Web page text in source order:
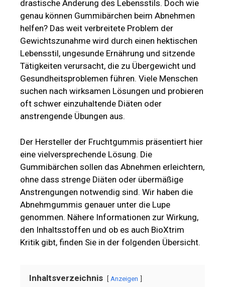
drastische Änderung des Lebensstils. Doch wie
genau können Gummibärchen beim Abnehmen
helfen? Das weit verbreitete Problem der
Gewichtszunahme wird durch einen hektischen
Lebensstil, ungesunde Ernährung und sitzende
Tätigkeiten verursacht, die zu Übergewicht und
Gesundheitsproblemen führen. Viele Menschen
suchen nach wirksamen Lösungen und probieren
oft schwer einzuhaltende Diäten oder
anstrengende Übungen aus.
Der Hersteller der Fruchtgummis präsentiert hier
eine vielversprechende Lösung. Die
Gummibärchen sollen das Abnehmen erleichtern,
ohne dass strenge Diäten oder übermäßige
Anstrengungen notwendig sind. Wir haben die
Abnehmgummis genauer unter die Lupe
genommen. Nähere Informationen zur Wirkung,
den Inhaltsstoffen und ob es auch BioXtrim
Kritik gibt, finden Sie in der folgenden Übersicht.
Inhaltsverzeichnis Anzeigen